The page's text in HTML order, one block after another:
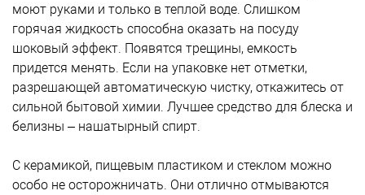
моют руками и только в теплой воде. Слишком
горячая жидкость способна оказать на посуду
шоковый эффект. Появятся трещины, емкость
придется менять. Если на упаковке нет отметки,
разрешающей автоматическую чистку, откажитесь от
сильной бытовой химии. Лучшее средство для блеска и
белизны – нашатырный спирт.
С керамикой, пищевым пластиком и стеклом можно
особо не осторожничать. Они отлично отмываются